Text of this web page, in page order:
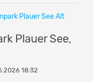
Plauer See,
18:32